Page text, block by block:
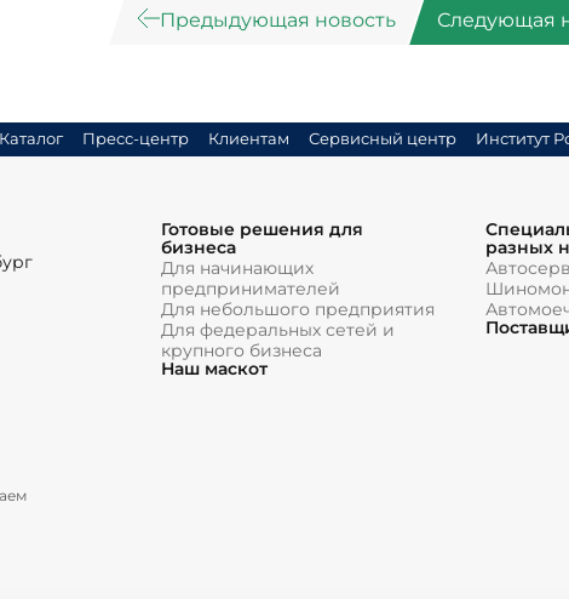
Предыдующая новость Следующая
Каталог Пресс-центр Клиентам Сервисный центр Институт
Готовые решения для
бизнеса
Для начинающих
предпринимателей
Для небольшого предприятия
Для федеральных сетей и
крупного бизнеса
Наш маскот
разных